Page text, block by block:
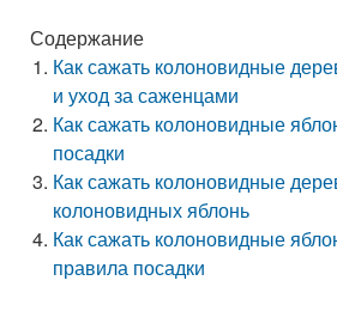
Содержание
Как сажать колоновидные
и уход за саженцами
Как сажать колоновидные
посадки
Как сажать колоновидные
колоновидных яблонь
Как сажать колоновидные
правила посадки